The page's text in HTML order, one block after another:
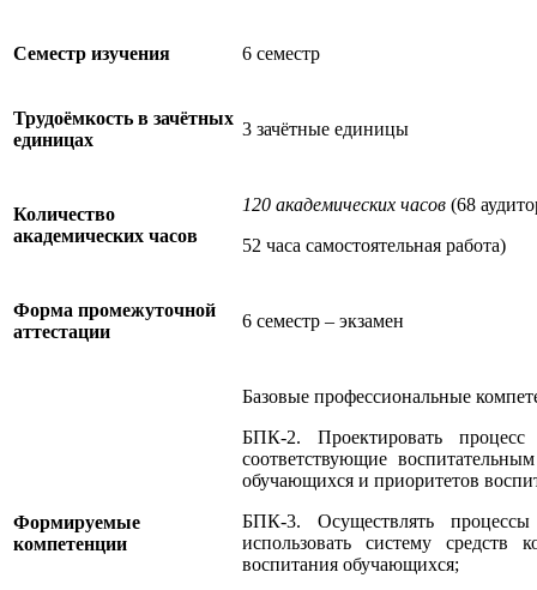
Семестр изучения 6 семестр
Трудоёмкость в зачётных
единицах
3 зачётные единицы
Количество
академических часов
120 академических часов (68
52 часа самостоятельная работа)
Форма промежуточной
аттестации
6 семестр – экзамен
Формируемые
компетенции
Базовые профессиональные
БПК-2. Проектировать
соответствующие
обучающихся и приоритетов
БПК-3. Осуществлять
использовать систему
воспитания обучающихся;